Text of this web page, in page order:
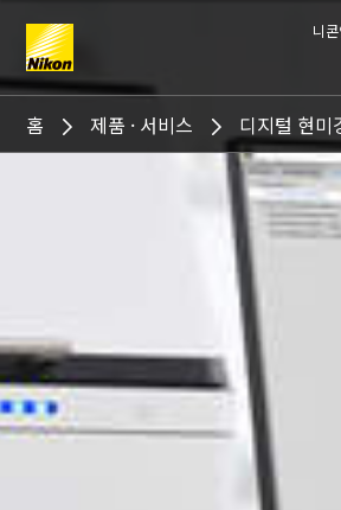
니
Search keyword(s)
홈 제품 · 서비스 디지털 현미